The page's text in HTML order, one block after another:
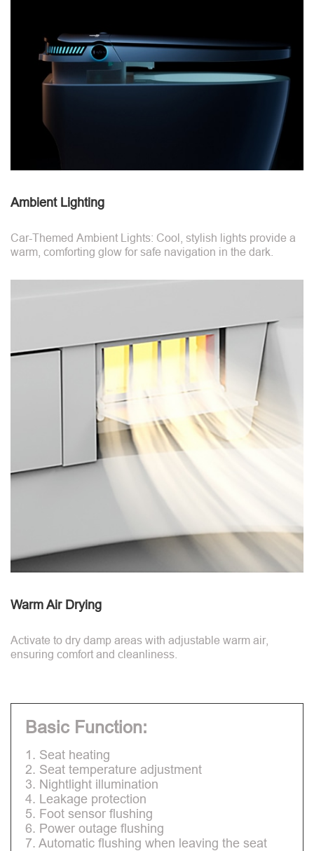
Ambient Lighting
Car-Themed Ambient Lights: Cool, stylish lights provide a
warm, comforting glow for safe navigation in the dark.
Warm Air Drying
Activate to dry damp areas with adjustable warm air,
ensuring comfort and cleanliness.
Basic Function:
1. Seat heating
2. Seat temperature adjustment
3. Nightlight illumination
4. Leakage protection
5. Foot sensor flushing
6. Power outage flushing
7. Automatic flushing when leaving the seat